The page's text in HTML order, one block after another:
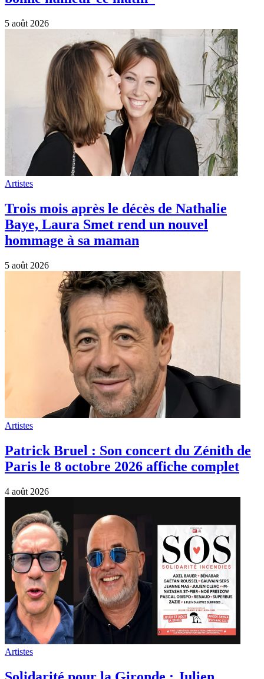
5 août 2026
Artistes
Patrick Bruel : Son concert du Zénith de
Paris le 8 octobre 2026 affiche complet
4 août 2026
Solidarité pour la Gironde : Julien
Courbet et Pascal Obispo orchestrent un
grand concert de soutien
4 août 2026
classé
Bon anniversaire à François Valery